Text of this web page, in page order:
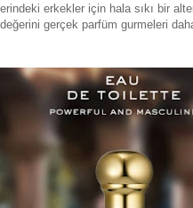
erkekler için hala sıkı bir
gerçek parfüm gurmeleri